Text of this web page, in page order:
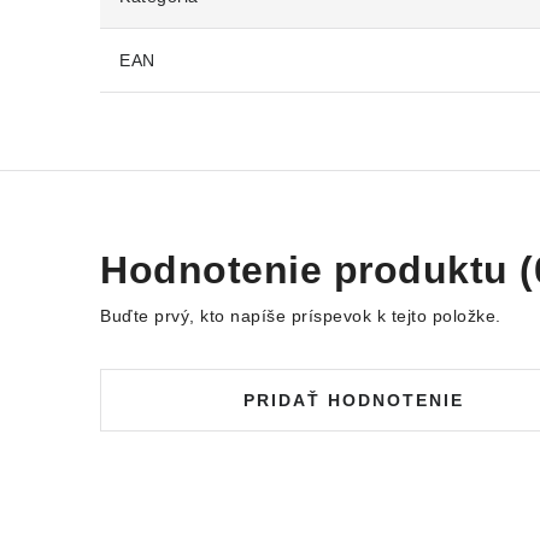
EAN
Hodnotenie produktu
Buďte prvý, kto napíše príspevok k tejto položke.
PRIDAŤ HODNOTENIE